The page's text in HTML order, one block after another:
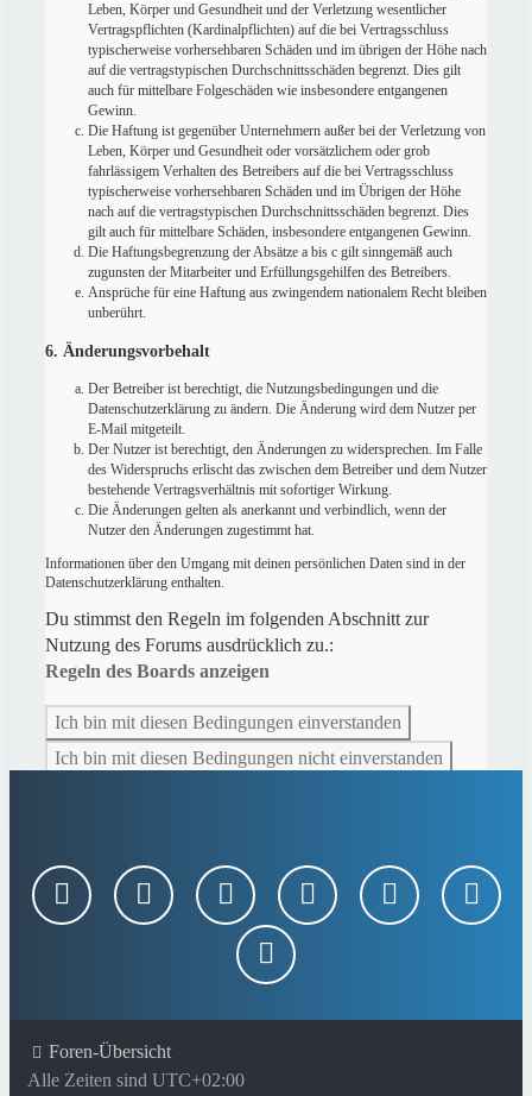
Leben, Körper und Gesundheit und der Verletzung wesentlicher
Vertragspflichten (Kardinalpflichten) auf die bei Vertragsschluss
typischerweise vorhersehbaren Schäden und im übrigen der Höhe nach
auf die vertragstypischen Durchschnittsschäden begrenzt. Dies gilt
auch für mittelbare Folgeschäden wie insbesondere entgangenen
Gewinn.
Die Haftung ist gegenüber Unternehmern außer bei der Verletzung von
Leben, Körper und Gesundheit oder vorsätzlichem oder grob
fahrlässigem Verhalten des Betreibers auf die bei Vertragsschluss
typischerweise vorhersehbaren Schäden und im Übrigen der Höhe
nach auf die vertragstypischen Durchschnittsschäden begrenzt. Dies
gilt auch für mittelbare Schäden, insbesondere entgangenen Gewinn.
Die Haftungsbegrenzung der Absätze a bis c gilt sinngemäß auch
zugunsten der Mitarbeiter und Erfüllungsgehilfen des Betreibers.
Ansprüche für eine Haftung aus zwingendem nationalem Recht bleiben
unberührt.
6. Änderungsvorbehalt
Der Betreiber ist berechtigt, die Nutzungsbedingungen und die
Datenschutzerklärung zu ändern. Die Änderung wird dem Nutzer per
E-Mail mitgeteilt.
Der Nutzer ist berechtigt, den Änderungen zu widersprechen. Im Falle
des Widerspruchs erlischt das zwischen dem Betreiber und dem Nutzer
bestehende Vertragsverhältnis mit sofortiger Wirkung.
Die Änderungen gelten als anerkannt und verbindlich, wenn der
Nutzer den Änderungen zugestimmt hat.
Informationen über den Umgang mit deinen persönlichen Daten sind in der
Datenschutzerklärung enthalten.
Du stimmst den Regeln im folgenden Abschnitt zur
Nutzung des Forums ausdrücklich zu.:
Regeln des Boards anzeigen
Foren-Übersicht
Alle Zeiten sind UTC+02:00